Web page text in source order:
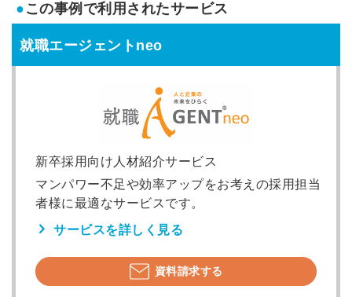
● この事例で利用されたサービス
就職エージェントneo
新卒採用向け人材紹介サービス
マンパワー不足や効率アップをお考えの採用担当
者様に最適なサービスです。
サービスを詳しく見る
資料請求する